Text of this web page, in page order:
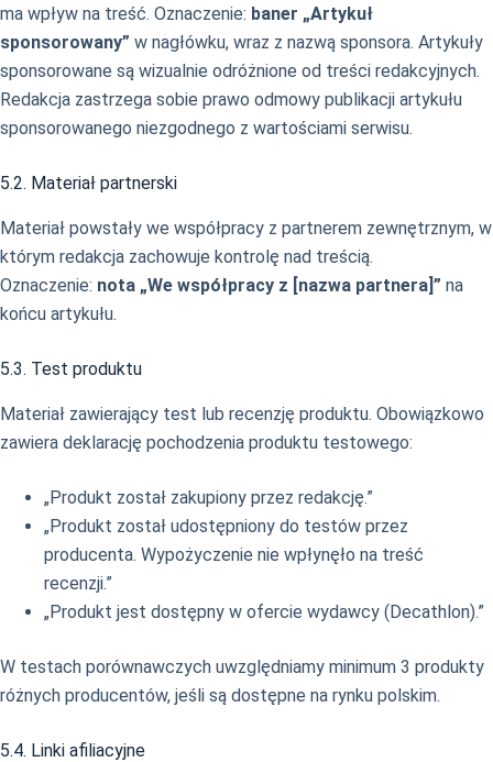
ma wpływ na treść. Oznaczenie: baner „Artykuł
sponsorowany” w nagłówku, wraz z nazwą sponsora. Artykuły
sponsorowane są wizualnie odróżnione od treści redakcyjnych.
Redakcja zastrzega sobie prawo odmowy publikacji artykułu
sponsorowanego niezgodnego z wartościami serwisu.
5.2. Materiał partnerski
Materiał powstały we współpracy z partnerem zewnętrznym, w
którym redakcja zachowuje kontrolę nad treścią.
Oznaczenie: nota „We współpracy z [nazwa partnera]” na
końcu artykułu.
5.3. Test produktu
Materiał zawierający test lub recenzję produktu. Obowiązkowo
zawiera deklarację pochodzenia produktu testowego:
„Produkt został zakupiony przez redakcję.”
„Produkt został udostępniony do testów przez
producenta. Wypożyczenie nie wpłynęło na treść
recenzji.”
„Produkt jest dostępny w ofercie wydawcy (Decathlon).”
W testach porównawczych uwzględniamy minimum 3 produkty
różnych producentów, jeśli są dostępne na rynku polskim.
5.4. Linki afiliacyjne